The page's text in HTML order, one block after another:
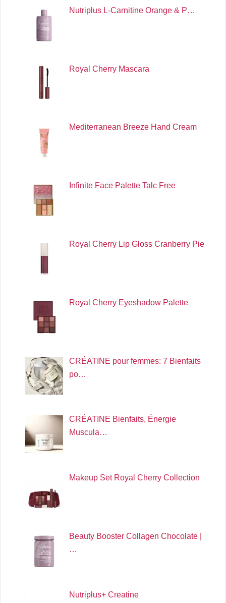
Nutriplus L-Carnitine Orange & P…
Royal Cherry Mascara
Mediterranean Breeze Hand Cream
Infinite Face Palette Talc Free
Royal Cherry Lip Gloss Cranberry Pie
Royal Cherry Eyeshadow Palette
CRÉATINE pour femmes: 7 Bienfaits
po…
CRÉATINE Bienfaits, Énergie
Muscula…
Makeup Set Royal Cherry Collection
Beauty Booster Collagen Chocolate |
…
Nutriplus+ Creatine